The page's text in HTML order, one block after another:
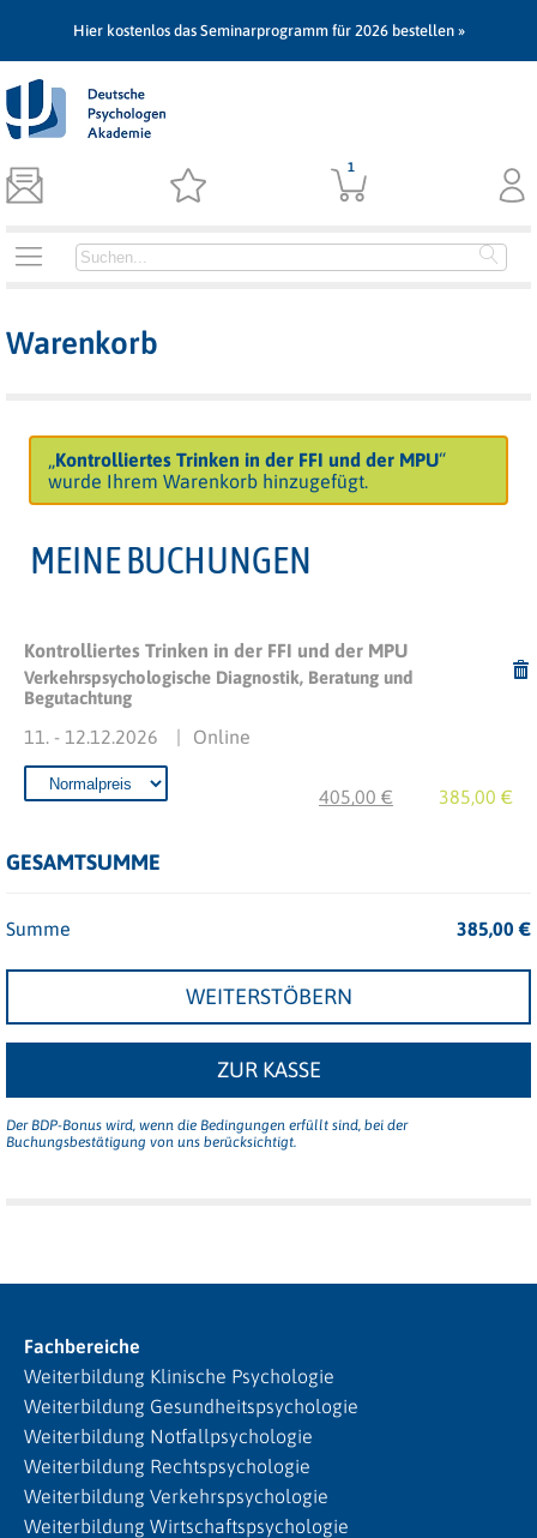
Hier kostenlos das Seminarprogramm für 2026 bestellen »
1
Warenkorb
„Kontrolliertes Trinken in der FFI und der MPU“
wurde Ihrem Warenkorb hinzugefügt.
MEINE BUCHUNGEN
Kontrolliertes Trinken in der FFI und der MPU
Verkehrspsychologische Diagnostik, Beratung und
Begutachtung
Online
11. - 12.12.2026
405,00 € 385,00 €
GESAMTSUMME
Summe 385,00€
WEITERSTÖBERN
ZUR KASSE
Der BDP-Bonus wird, wenn die Bedingungen erfüllt sind, bei der
Buchungsbestätigung von uns berücksichtigt.
Fachbereiche
Weiterbildung Klinische Psychologie
Weiterbildung Gesundheitspsychologie
Weiterbildung Notfallpsychologie
Weiterbildung Rechtspsychologie
Weiterbildung Verkehrspsychologie
Weiterbildung Wirtschaftspsychologie